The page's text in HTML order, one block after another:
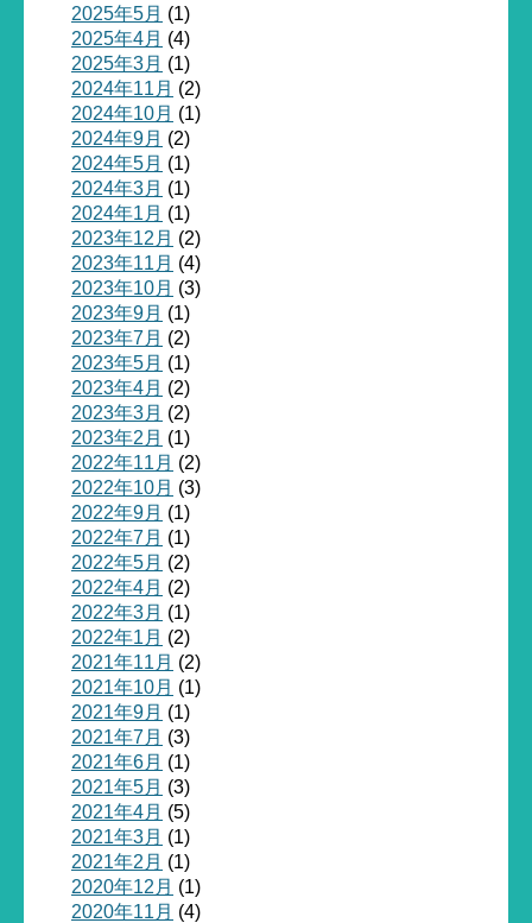
2025年5月 (1)
2025年4月 (4)
2025年3月 (1)
2024年11月 (2)
2024年10月 (1)
2024年9月 (2)
2024年5月 (1)
2024年3月 (1)
2024年1月 (1)
2023年12月 (2)
2023年11月 (4)
2023年10月 (3)
2023年9月 (1)
2023年7月 (2)
2023年5月 (1)
2023年4月 (2)
2023年3月 (2)
2023年2月 (1)
2022年11月 (2)
2022年10月 (3)
2022年9月 (1)
2022年7月 (1)
2022年5月 (2)
2022年4月 (2)
2022年3月 (1)
2022年1月 (2)
2021年11月 (2)
2021年10月 (1)
2021年9月 (1)
2021年7月 (3)
2021年6月 (1)
2021年5月 (3)
2021年4月 (5)
2021年3月 (1)
2021年2月 (1)
2020年12月 (1)
2020年11月 (4)